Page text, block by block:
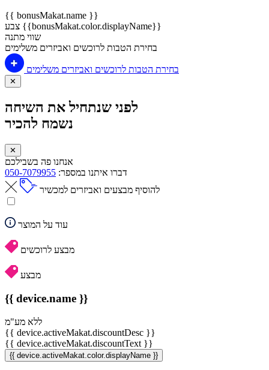
{{ bonusMakat.name }}
צבע {{bonusMakat.color.displayName}}
שווי מתנה
בחירת הטבות לרוכשים ואביזרים משלימים
בחירת הטבות לרוכשים ואביזרים משלימים
✕
לפני שנתחיל את השיחה
נשמח להכיר
✕
אנחנו פה בשבילכם
דברו איתנו במספר: 050-7079955
להוסיף מבצעים ואביזרים למכשיר
עוד על המוצר
מבצע לרוכשים
מבצע
{{ device.name }}
ללא מע"מ
{{ device.activeMakat.discountDesc }}
{{ device.activeMakat.discountText }}
{{ device.activeMakat.color.displayName }}